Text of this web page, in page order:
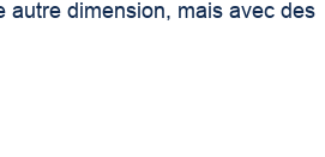
autre dimension, mais avec des